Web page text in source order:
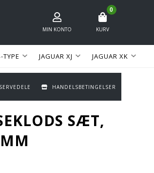
MIN KONTO
0
KURV
TYPE JAGUAR XJ JAGUAR XK
HANDELSBETINGELSER
SÆT,